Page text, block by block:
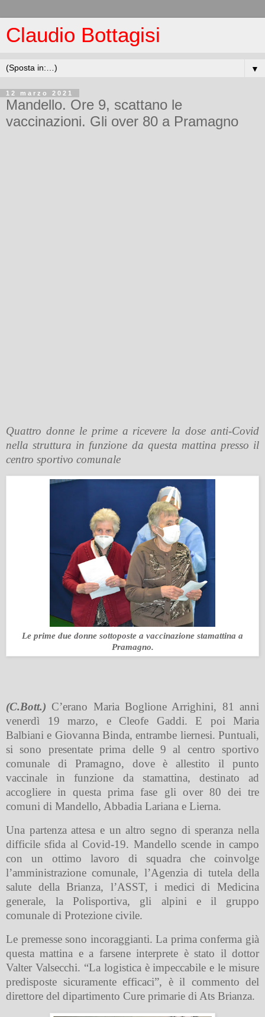
Claudio Bottagisi
▼
12 marzo 2021
Mandello. Ore 9, scattano le
vaccinazioni. Gli over 80 a Pramagno
Quattro donne le prime a ricevere la dose anti-Covid
nella struttura in funzione da questa mattina presso il
centro sportivo comunale
Le prime due donne sottoposte a vaccinazione stamattina a
Pramagno.
(C.Bott.) C’erano Maria Boglione Arrighini, 81 anni
venerdì 19 marzo, e Cleofe Gaddi. E poi Maria
Balbiani e Giovanna Binda, entrambe liernesi. Puntuali,
si sono presentate prima delle 9 al centro sportivo
comunale di Pramagno, dove è allestito il punto
vaccinale in funzione da stamattina, destinato ad
accogliere in questa prima fase gli over 80 dei tre
comuni di Mandello, Abbadia Lariana e Lierna.
Una partenza attesa e un altro segno di speranza nella
difficile sfida al Covid-19. Mandello scende in campo
con un ottimo lavoro di squadra che coinvolge
l’amministrazione comunale, l’Agenzia di tutela della
salute della Brianza, l’ASST, i medici di Medicina
generale, la Polisportiva, gli alpini e il gruppo
comunale di Protezione civile.
Le premesse sono incoraggianti. La prima conferma già
questa mattina e a farsene interprete è stato il dottor
Valter Valsecchi. “La logistica è impeccabile e le misure
predisposte sicuramente efficaci”, è il commento del
direttore del dipartimento Cure primarie di Ats Brianza.